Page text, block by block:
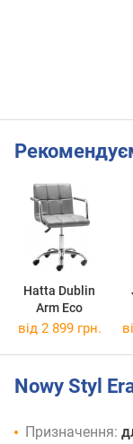
Hatta Dublin
Arm Eco
від 2 899 грн.
Nowy Styl
Призначення: